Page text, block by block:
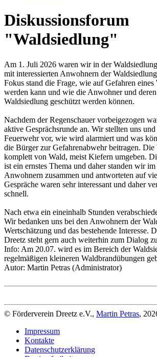
Diskussionsforum
"Waldsiedlung"
Am 1. Juli 2026 waren wir in der
mit interessierten Anwohnern der
Fokus stand die Frage, wie auf Gefahren eines
werden kann und wie die Anwohner und
Waldsiedlung geschützt werden können.
Nachdem der Regenschauer vorbeigezogen
aktive Gesprächsrunde an. Wir stellten uns
Feuerwehr vor, wie wird alarmiert und was
die Bürger zur Gefahrenabwehr beitragen. Die
komplett von Wald, meist Kiefern umgeben.
ist ein ernstes Thema und daher standen wir
Anwohnern zusammen und antworteten auf
Gespräche waren sehr interessant und daher
schnell.
Nach etwa ein eineinhalb Stunden
Wir bedanken uns bei den Anwohnern der
Wertschätzung und das bestehende Interesse.
Dreetz steht gern auch weiterhin zum Dialog
Info: Am 20.07. wird es im Bereich der
regelmäßigen kleineren Waldbrandübungen
Autor: Martin Petras (Administrator)
© Förderverein Dreetz e.V., Martin Petras,
Impressum
Kontakte
Datenschutzerklärung